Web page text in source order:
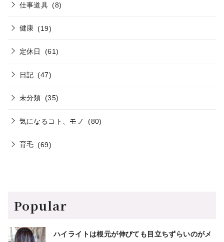
仕事道具 (8)
健康 (19)
定休日 (61)
日記 (47)
未分類 (35)
気になるコト、モノ (80)
育毛 (69)
Popular
ハイライトは根元が伸びても目立ちずらいのがメ